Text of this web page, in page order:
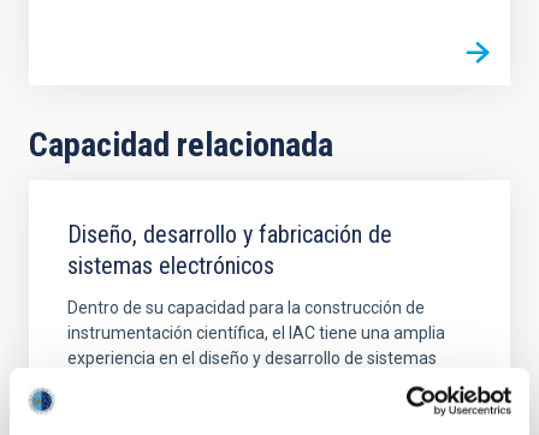
Capacidad relacionada
Diseño, desarrollo y fabricación de
sistemas electrónicos
Dentro de su capacidad para la construcción de
instrumentación científica, el IAC tiene una amplia
experiencia en el diseño y desarrollo de sistemas